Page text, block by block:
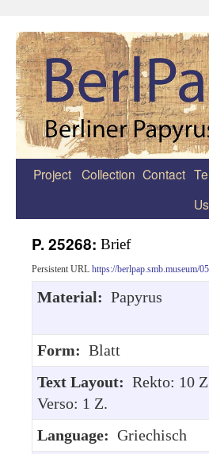
Zum
Project Collection Contact
P. 25268: Brief
Persistent URL https://berlpap.smb.museum/
Material: Papyrus
Form: Blatt
Text Layout: Rekto: 10
Verso: 1 Z.
Language: Griechisch